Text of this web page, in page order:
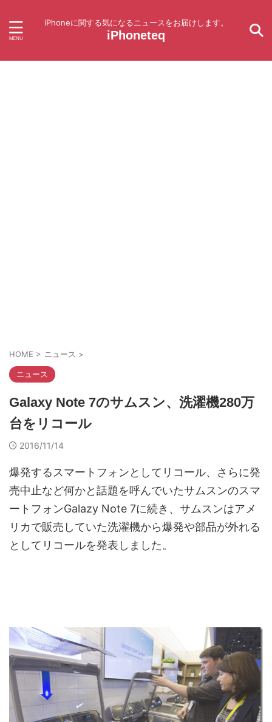
iPhoneに関する気になるニュースをお届けします。
iPhoneteq
HOME > ニュース >
ニュース
Galaxy Note 7のサムスン、洗濯機280万
台をリコール
2016/11/14
爆発するスマートフォンとしてリコール、さらに発
売中止など何かと話題を呼んでいたサムスンのスマ
ートフォンGalazy Note 7に続き、サムスンはアメ
リカで販売していた洗濯機から爆発や部品が外れる
としてリコールを発表しました。